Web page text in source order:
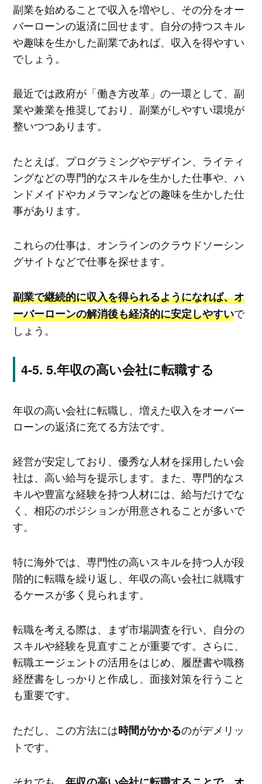
副業を始めることで収入を増やし、その分をオー
バーローンの返済に回せます。自分の持つスキル
や趣味を生かした副業であれば、収入を得やすい
でしょう。
最近では政府が「働き方改革」の一環として、副
業や兼業を推奨しており、副業がしやすい環境が
整いつつあります。
たとえば、プログラミングやデザイン、ライティ
ングなどの専門的なスキルを生かした仕事や、ハ
ンドメイドやカメラマンなどの趣味を生かした仕
事があります。
これらの仕事は、オンラインのクラウドソーシン
グサイトなどで仕事を探せます。
副業で継続的に収入を得られるようになれば、オ
ーバーローンの解消後も経済的に安定しやすいで
しょう。
5.年収の高い会社に転職する
年収の高い会社に転職し、増えた収入をオーバー
ローンの返済に充てる方法です。
経営が安定しており、優秀な人材を採用したい会
社は、高い給与を提示します。また、専門的なス
キルや豊富な経験を持つ人材には、給与だけでな
く、相応のポジションが用意されることが多いで
す。
特に海外では、専門性の高いスキルを持つ人が段
階的に転職を繰り返し、年収の高い会社に就職す
るケースが多く見られます。
転職を考える際は、まず市場調査を行い、自分の
スキルや経験を見直すことが重要です。さらに、
転職エージェントの活用をはじめ、履歴書や職務
経歴書をしっかりと作成し、面接対策を行うこと
も重要です。
ただし、この方法には時間がかかるのがデメリッ
トです。